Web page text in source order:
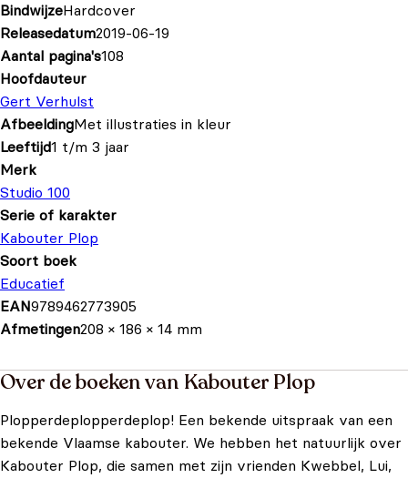
BindwijzeHardcover
Releasedatum2019-06-19
Aantal pagina's108
Hoofdauteur
Gert Verhulst
AfbeeldingMet illustraties in kleur
Leeftijd1 t/m 3 jaar
Merk
Studio 100
Serie of karakter
Kabouter Plop
Soort boek
Educatief
EAN9789462773905
Afmetingen208 × 186 × 14 mm
Over de boeken van Kabouter Plop
Plopperdeplopperdeplop! Een bekende uitspraak van een
bekende Vlaamse kabouter. We hebben het natuurlijk over
Kabouter Plop, die samen met zijn vrienden Kwebbel, Lui,